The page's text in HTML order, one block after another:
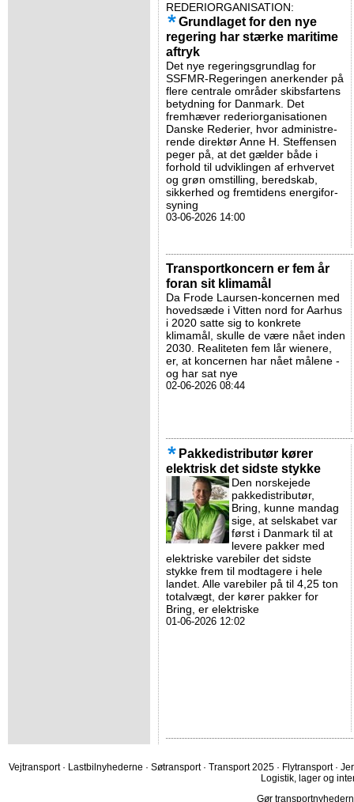
REDERIORGANISATION:
Grundlaget for den nye
regering har stærke maritime
aftryk
Det nye regeringsgrundlag for
SSFMR-Regeringen anerkender på
flere centrale områder skibsfartens
betydning for Danmark. Det
fremhæver rederiorganisationen
Danske Rederier, hvor ad­mi­ni­stre­
ren­de direktør Anne H. Steffensen
peger på, at det gælder både i
forhold til udviklingen af erhvervet
og grøn omstilling, beredskab,
sikkerhed og fremtidens ener­gi­for­
sy­ning
03-06-2026 14:00
Transportkoncern er fem år
foran sit klimamål
Da Frode Laursen-koncernen med
hovedsæde i Vitten nord for Aarhus
i 2020 satte sig to konkrete
klimamål, skulle de være nået inden
2030. Realiteten fem lår wienere,
er, at koncernen har nået målene -
og har sat nye
02-06-2026 08:44
Pakkedistributør kører
elektrisk det sidste stykke
Den norskejede
pakkedistributør,
Bring, kunne mandag
sige, at selskabet var
først i Danmark til at
levere pakker med
elektriske varebiler det sidste
stykke frem til modtagere i hele
landet. Alle varebiler på til 4,25 ton
totalvægt, der kører pakker for
Bring, er elektriske
01-06-2026 12:02
Vejtransport · Lastbilnyhederne · Søtransport · Transport 2025 · Flytransport ·
Logistik, lager og
Gør